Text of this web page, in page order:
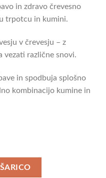
in zdravo črevesno
trpotcu in kumini.
v črevesju – z
vezati različne snovi.
in spodbuja splošno
kombinacijo kumine in
- Magen & Darm Buddy –